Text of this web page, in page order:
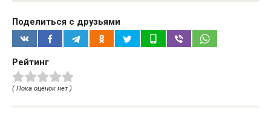
Поделиться с друзьями
Рейтинг
( Пока оценок нет )